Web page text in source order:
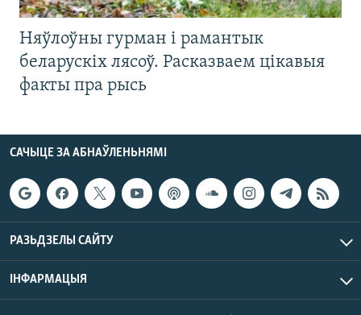
Няўлоўны гурман і рамантык
беларускіх лясоў. Расказваем цікавыя
факты пра рысь
САЧЫЦЕ ЗА АБНАЎЛЕНЬНЯМІ
РАЗЬДЗЕЛЫ САЙТУ
ІНФАРМАЦЫЯ